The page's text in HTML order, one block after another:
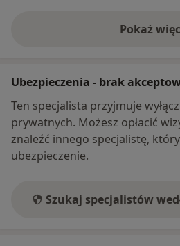
Pokażo
Ubezpieczenia - brak
Ten specjalista przyjmuje
prywatnych. Możesz opłacić
znaleźć innego specjalistę,
ubezpieczenie.
Szukaj specjalistów